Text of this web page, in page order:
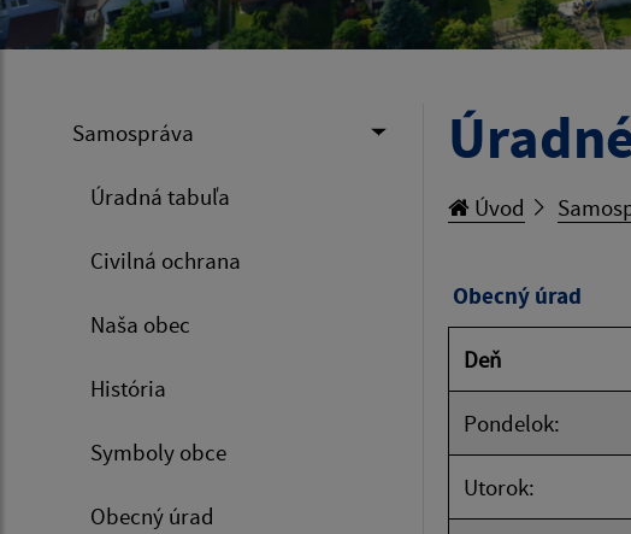
Samospráva
Úradná tabuľa
Civilná ochrana
Naša obec
História
Symboly obce
Obecný úrad
Úvod
Obecný úrad
Deň
Pondelok:
Utorok: